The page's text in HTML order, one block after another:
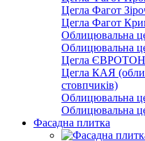
Цегла Фагот
Цегла Фагот
Облицювальна
Облицювальна
Цегла ЄВРОТОН
Цегла КАЯ
стовпчиків)
Облицювальна
Облицювальна
Фасадна плитка